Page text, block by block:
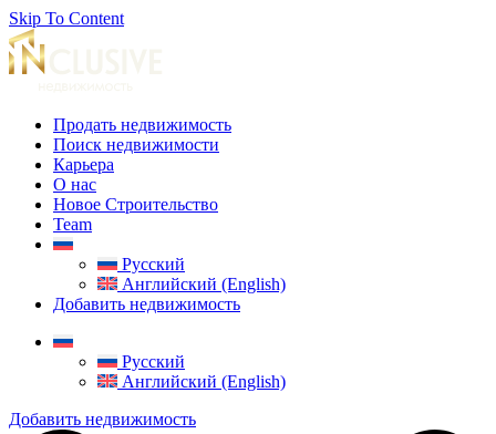
Skip To Content
Продать недвижимость
Поиск недвижимости
Карьера
О нас
Новое Строительство
Team
Русский
Английский (English)
Добавить недвижимость
Русский
Английский (English)
Добавить недвижимость